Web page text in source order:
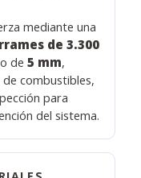
mediante una
de 3.300
de5 mm,
combustibles,
para
del sistema.